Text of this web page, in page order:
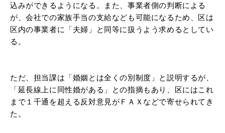
込みができるようになる。また、事業者側の判断による
が、会社での家族手当の支給なども可能になるため、区は
区内の事業者に「夫婦」と同等に扱うよう求めるとしてい
る。
ただ、担当課は「婚姻とは全くの別制度」と説明するが、
「延長線上に同性婚がある」との指摘もあり、区にはこれ
まで１千通を超える反対意見がＦＡＸなどで寄せられてき
た。